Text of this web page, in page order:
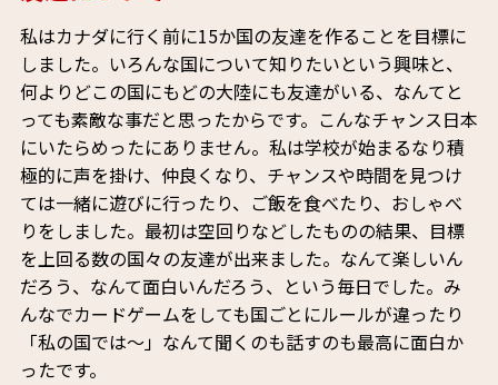
私はカナダに行く前に15か国の友達を作ることを目標に
しました。いろんな国について知りたいという興味と、
何よりどこの国にもどの大陸にも友達がいる、なんてと
っても素敵な事だと思ったからです。こんなチャンス日本
にいたらめったにありません。私は学校が始まるなり積
極的に声を掛け、仲良くなり、チャンスや時間を見つけ
ては一緒に遊びに行ったり、ご飯を食べたり、おしゃべ
りをしました。最初は空回りなどしたものの結果、目標
を上回る数の国々の友達が出来ました。なんて楽しいん
だろう、なんて面白いんだろう、という毎日でした。み
んなでカードゲームをしても国ごとにルールが違ったり
「私の国では～」なんて聞くのも話すのも最高に面白か
ったです。